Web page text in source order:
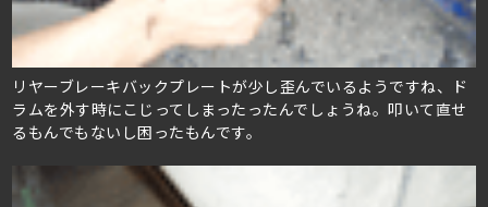
リヤーブレーキバックプレートが少し歪んでいるようですね、ド
ラムを外す時にこじってしまったったんでしょうね。叩いて直せ
るもんでもないし困ったもんです。